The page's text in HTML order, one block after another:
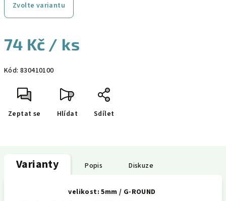
Zvolte variantu
74 Kč / ks
cena:
Kód: 830410100
Zeptat se Hlídat Sdílet
Varianty Popis Diskuze
velikost: 5mm / G-ROUND